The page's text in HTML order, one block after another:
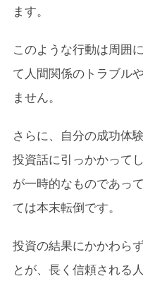
ます。
このような行動は周囲
て人間関係のトラブル
ません。
さらに、自分の成功体
投資話に引っかかって
が一時的なものであっ
ては本末転倒です。
投資の結果にかかわら
とが、長く信頼される